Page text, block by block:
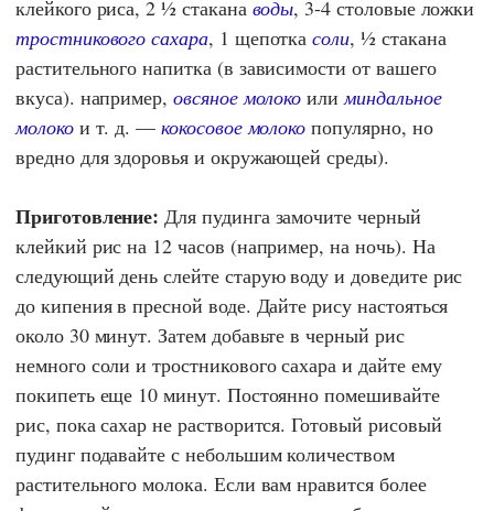
клейкого риса, 2 ½ стакана воды, 3-4 столовые ложки
тростникового сахара, 1 щепоткасоли, ½ стакана
растительного напитка (в зависимости от вашего
вкуса). например,овсяное молоко или миндальное
молокои т. д. —кокосовое молоко популярно, но
вредно для здоровья и окружающей среды).
Приготовление: Для пудинга замочите черный
клейкий рис на 12 часов (например, на ночь). На
следующий день слейте старую воду и доведите рис
до кипения в пресной воде. Дайте рису настояться
около 30 минут. Затем добавьте в черный рис
немного соли и тростникового сахара и дайте ему
покипеть еще 10 минут. Постоянно помешивайте
рис, пока сахар не растворится. Готовый рисовый
пудинг подавайте с небольшим количеством
растительного молока. Если вам нравится более